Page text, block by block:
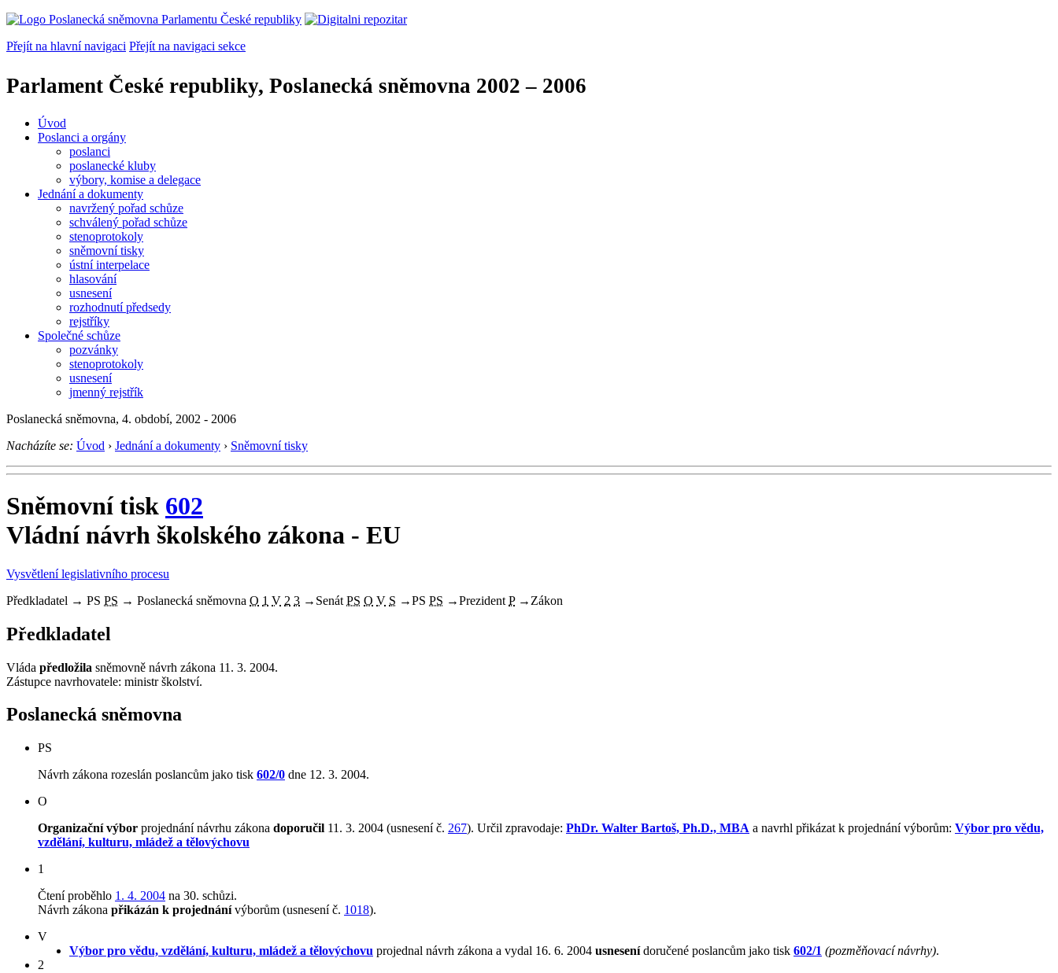
Přejít na hlavní navigaci Přejít na navigaci sekce
Parlament České republiky, Poslanecká sněmovna 2002 – 2006
Úvod
Poslanci a orgány
poslanci
poslanecké kluby
výbory, komise a delegace
Jednání a dokumenty
navržený pořad schůze
schválený pořad schůze
stenoprotokoly
sněmovní tisky
ústní interpelace
hlasování
usnesení
rozhodnutí předsedy
rejstříky
Společné schůze
pozvánky
stenoprotokoly
usnesení
jmenný rejstřík
Poslanecká sněmovna, 4. období, 2002 - 2006
Nacházíte se: Úvod › Jednání a dokumenty › Sněmovní tisky
Sněmovní tisk 602
Vládní návrh školského zákona - EU
Vysvětlení legislativního procesu
Předkladatel → PS PS → Poslanecká sněmovna O 1 V 2 3 → Senát PS O V S →PS PS →Prezident P → Zákon
Předkladatel
Vláda předložila sněmovně návrh zákona 11. 3. 2004.
Zástupce navrhovatele: ministr školství.
Poslanecká sněmovna
PS
Návrh zákona rozeslán poslancům jako tisk 602/0 dne 12. 3. 2004.
O
Organizační výbor projednání návrhu zákona doporučil 11. 3. 2004 (usnesení č. 267). Určil zpravodaje: PhDr. Walter Bartoš, Ph.D., MBA a navrhl přikázat k projednání výborům: Výbor pro vědu,
vzdělání, kulturu, mládež a tělovýchovu
1
Čtení proběhlo 1. 4. 2004 na 30. schůzi.
Návrh zákona přikázán k projednánívýborům (usnesení č. 1018).
V
Výbor pro vědu, vzdělání, kulturu, mládež a tělovýchovu projednal návrh zákona a vydal 16. 6. 2004 usnesenídoručené poslancům jako tisk 602/1 (pozměňovací návrhy).
2